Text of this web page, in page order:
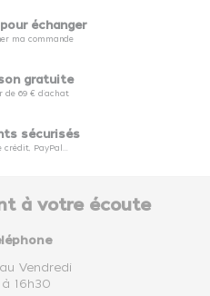
échanger
ma commande
gratuite
de 69 € d'achat
sécurisés
crédit, PayPal...
à votre écoute
Vendredi
16h30